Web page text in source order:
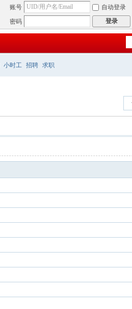
账号 自动登录
密码
登录
小时工 招聘 求职